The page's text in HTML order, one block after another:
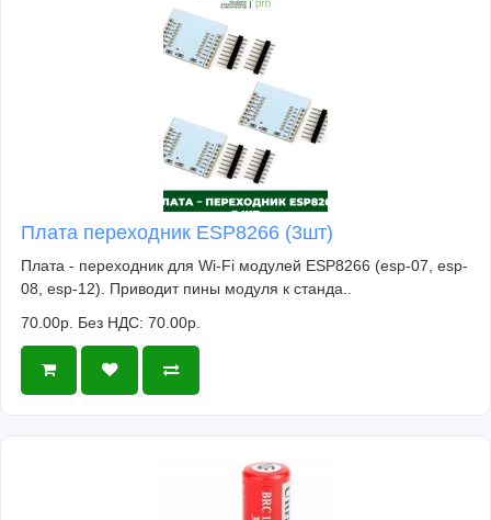
Плата переходник ESP8266 (3шт)
Плата - переходник для Wi-Fi модулей ESP8266 (esp-07, esp-
08, esp-12). Приводит пины модуля к станда..
70.00р. Без НДС: 70.00р.